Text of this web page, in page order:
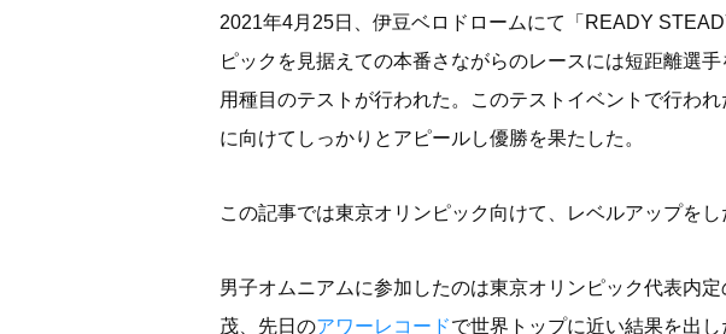
2021年4月25日、伊豆ベロドロームにて「READY
ピックを見据えての本番さながらのレースには短距離選
用種目のテストが行われた。このテストイベントで行わ
に向けてしっかりとアピールし優勝を果たした。
この記事では東京オリンピック向けて、レベルアップを
男子オムニアムに参加したのは東京オリンピック代表内
茂、先日のアワーレコードで世界トップに近い結果を出